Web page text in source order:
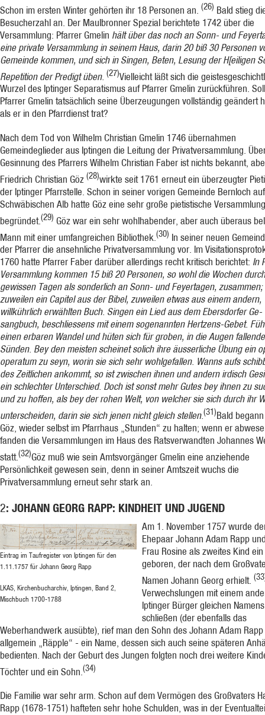
Schon im ersten Winter gehörten ihr 18 Personen an. (26) Bald stieg
Besucherzahl an. Der Maulbronner Spezial berichtete 1742 über die
Versammlung: Pfarrer Gmelin hält über das noch an Sonn- und
eine private Versammlung in seinem Haus, darin 20 biß 30 Personen
Gemeinde kommen, und sich in Singen, Beten, Lesung der H[eiligen
Repetition der Predigt üben. (27)Vielleicht läßt sich die
Wurzel des Iptinger Sepa­ratismus auf Pfarrer Gmelin zurückführen.
Pfarrer Gmelin tatsächlich seine Überzeugungen vollständig geändert
als er in den Pfarrdienst trat?
Nach dem Tod von Wilhelm Chri­stian Gmelin 1746 übernahmen
Gemeindeglieder aus Iptingen die Leitung der Privatversammlung.
Gesinnung des Pfarrers Wilhelm Christian Faber ist nichts bekannt,
Friedrich Christian Göz (28)wirkte seit 1761 erneut ein überzeugter
der Iptinger Pfarrstelle. Schon in seiner vo­rigen Gemeinde Bernloch
Schwäbischen Alb hatte Göz eine sehr große pietistische Versammlung
begründet.(29) Göz war ein sehr wohl­habender, aber auch überaus
Mann mit einer umfangreichen Bibliothek. (30) In seiner neuen
der Pfarrer die an­sehnliche Privatversammlung vor. Im
1760 hatte Pfarrer Faber darüber allerdings recht kritisch berichtet: In
Versammlung kommen 15 biß 20 Personen, so wohl die Wochen
gewissen Tagen als sonderlich an Sonn- und Feyertagen, zusammen;
zuweilen ein Capitel aus der Bibel, zuweilen etwas aus einem andern,
willkührlich erwählten Buch. Singen ein Lied aus dem Ebersdorfer Ge­
sangbuch, beschliessens mit einem sogenannten Hertzens-Gebet.
einen erbaren Wandel und hüten sich für groben, in die Augen
Sünden. Bey den meisten scheinet solich ihre äusserliche Übung ein
operatum zu seyn, worin sie sich sehr wohlgefallen. Wanns aufs
des Zeitlichen ankommt, so ist zwischen ihnen und andern irdisch
ein schlechter Unterschied. Doch ist sonst mehr Gutes bey ihnen zu
und zu hoffen, als bey der rohen Welt, von welcher sie sich durch ihr
unterscheiden, darin sie sich jenen nicht gleich stellen.(31)Bald
Göz, wieder selbst im Pfarr­haus „Stunden“ zu halten; wenn er
fanden die Ver­sammlungen im Haus des Ratsverwandten Jo­hannes
statt.(32)Göz muß wie sein Amtsvorgänger Gmelin eine anziehende
Persönlichkeit gewesen sein, denn in seiner Amtszeit wuchs die
Privatversammlung erneut sehr stark an.
2: JOHANN GEORG RAPP: KINDHEIT UND JUGEND
Eintrag im Taufregister von Iptingen für den
1.11.1757 für Johann Georg Rapp
LKAS, Kirchenbucharchiv, Iptingen, Band 2,
Mischbuch 1700-1788
Am 1. November 1757 wurde
Ehepaar Johann Adam Rapp
Frau Rosine als zweites Kind
geboren, der nach dem
Namen Johann Georg er­hielt.
Verwechslungen mit einem
Iptinger Bürger gleichen
schließen (der ebenfalls das
Weberhandwerk ausübte), rief man den Sohn des Johann Adam
allgemein „Räpple“ - ein Name, dessen sich auch seine späteren
be­dienten. Nach der Geburt des Jungen folgten noch drei weitere
Töchter und ein Sohn. (34)
Die Familie war sehr arm. Schon auf dem Vermögen des Großvaters
Rapp (1678-1751) hafteten sehr hohe Schulden, was in der